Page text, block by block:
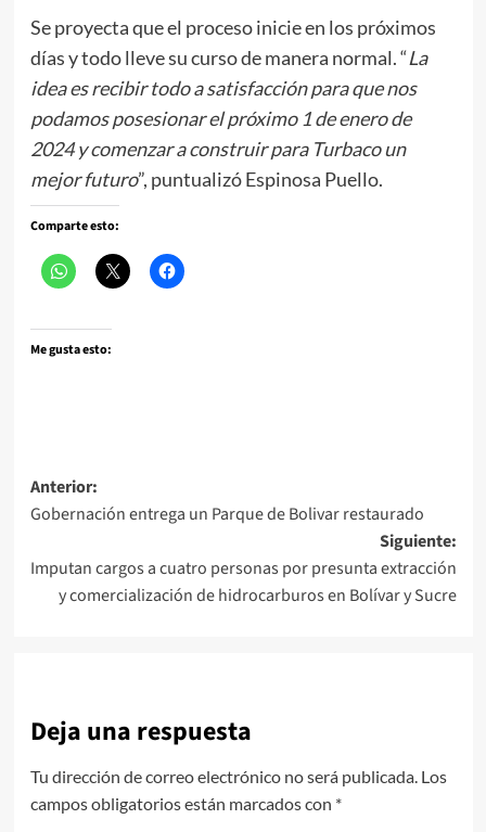
Se proyecta que el proceso inicie en los próximos
días y todo lleve su curso de manera normal. “La
idea es recibir todo a satisfacción para que nos
podamos posesionar el próximo 1 de enero de
2024 y comenzar a construir para Turbaco un
mejor futuro”, puntualizó Espinosa Puello.
Comparte esto:
Me gusta esto:
Navegación
de
entradas
Anterior:
Gobernación entrega un Parque de Bolivar restaurado
Siguiente:
Imputan cargos a cuatro personas por presunta extracción
y comercialización de hidrocarburos en Bolívar y Sucre
Deja una respuesta
Tu dirección de correo electrónico no será publicada. Los
campos obligatorios están marcados con *